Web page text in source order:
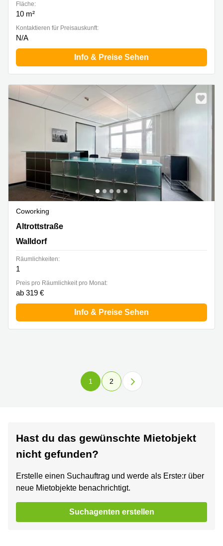
Fläche:
10 m²
Kontaktieren für Preisauskunft:
N/A
Info & Preise Sehen
Coworking
Altrottstraße 31, Walldorf
Altrottstraße
Walldorf
Räumlichkeiten:
1
Preis pro Räumlichkeit pro Monat:
ab 319 €
Info & Preise Sehen
1 2
Hast du das gewünschte Mietobjekt
nicht gefunden?
Erstelle einen Suchauftrag und werde als Erste:r über
neue Mietobjekte benachrichtigt.
Suchagenten erstellen